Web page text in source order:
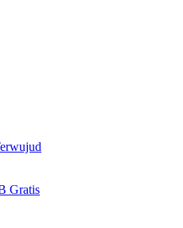
Gratis